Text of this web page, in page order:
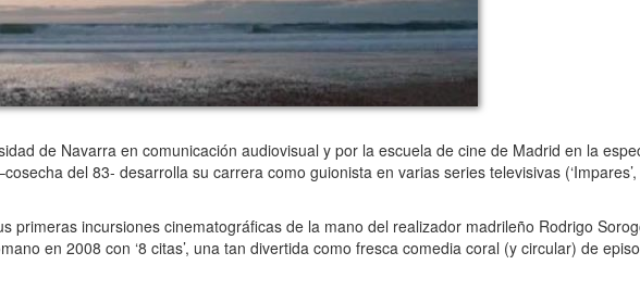
de Navarra en comunicación audiovisual y por la escuela de cine de Madrid en la
del 83- desarrolla su carrera como guionista en varias series televisivas (‘Impares’,
primeras incursiones cinematográficas de la mano del realizador madrileño Rodrigo
en 2008 con ‘8 citas’, una tan divertida como fresca comedia coral (y circular) de